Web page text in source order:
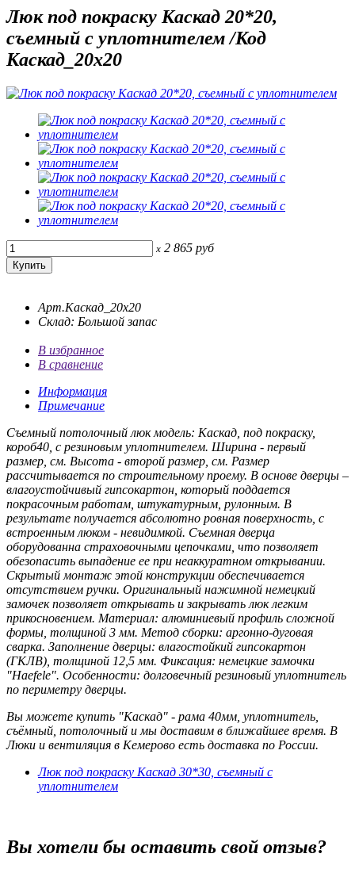
Люк под покраску Каскад 20*20,
съемный с уплотнителем /Код
Каскад_20х20
x 2 865 руб
Арт.Каскад_20х20
Склад: Большой запас
В избранное
В сравнение
Информация
Примечание
Съемный потолочный люк модель: Каскад, под покраску,
короб40, с резиновым уплотнителем. Ширина - первый
размер, см. Высота - второй размер, см. Размер
рассчитывается по строительному проему. В основе дверцы –
влагоустойчивый гипсокартон, который поддается
покрасочным работам, штукатурным, рулонным. В
результате получается абсолютно ровная поверхность, с
встроенным люком - невидимкой. Съемная дверца
оборудованна страховочными цепочками, что позволяет
обезопасить выпадение ее при неаккуратном открывании.
Скрытый монтаж этой конструкции обеспечивается
отсутствием ручки. Оригинальный нажимной немецкий
замочек позволяет открывать и закрывать люк легким
прикосновением. Материал: алюминиевый профиль сложной
формы, толщиной 3 мм. Метод сборки: аргонно-дуговая
сварка. Заполнение дверцы: влагостойкий гипсокартон
(ГКЛВ), толщиной 12,5 мм. Фиксация: немецкие замочки
"Haefele". Особенности: долговечный резиновый уплотнитель
по периметру дверцы.
Вы можете купить "Каскад" - рама 40мм, уплотнитель,
съёмный, потолочный и мы доставим в ближайшее время. В
Люки и вентиляция в Кемерово есть доставка по России.
Люк под покраску Каскад 30*30, съемный с
уплотнителем
Вы хотели бы оставить свой отзыв?